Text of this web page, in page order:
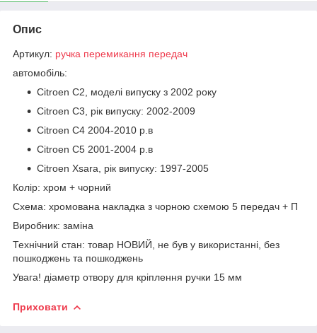
Опис
Артикул: ручка перемикання передач
автомобіль:
Citroen C2, моделі випуску з 2002 року
Citroen C3, рік випуску: 2002-2009
Citroen C4 2004-2010 р.в
Citroen C5 2001-2004 р.в
Citroen Xsara, рік випуску: 1997-2005
Колір: хром + чорний
Схема: хромована накладка з чорною схемою 5 передач + П
Виробник: заміна
Технічний стан: товар НОВИЙ, не був у використанні, без
пошкоджень та пошкоджень
Увага! діаметр отвору для кріплення ручки 15 мм
Приховати